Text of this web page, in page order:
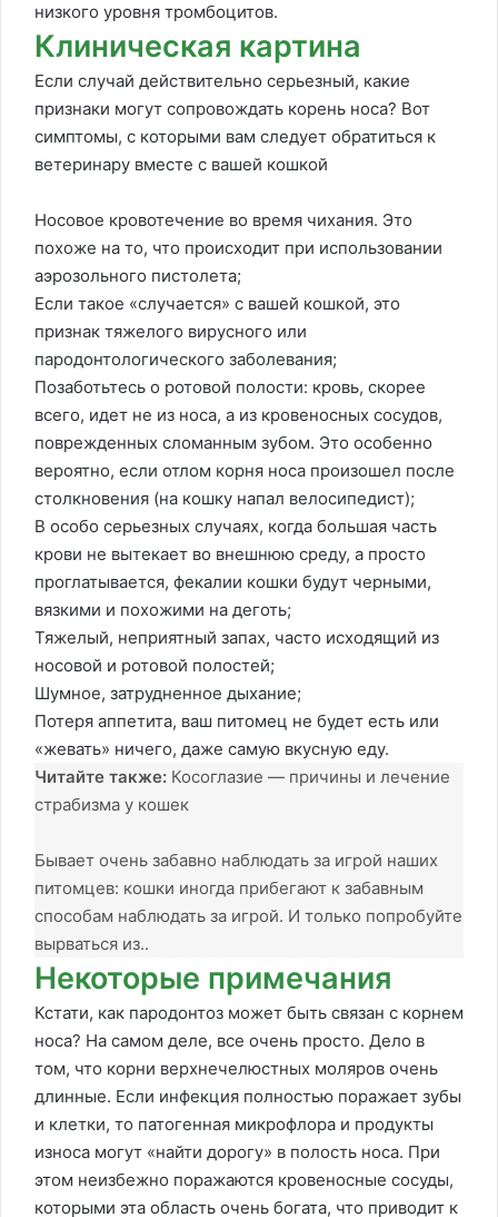
низкого уровня тромбоцитов.
Клиническая картина
Если случай действительно серьезный, какие
признаки могут сопровождать корень носа? Вот
симптомы, с которыми вам следует обратиться к
ветеринару вместе с вашей кошкой
Носовое кровотечение во время чихания. Это
похоже на то, что происходит при использовании
аэрозольного пистолета;
Если такое «случается» с вашей кошкой, это
признак тяжелого вирусного или
пародонтологического заболевания;
Позаботьтесь о ротовой полости: кровь, скорее
всего, идет не из носа, а из кровеносных сосудов,
поврежденных сломанным зубом. Это особенно
вероятно, если отлом корня носа произошел после
столкновения (на кошку напал велосипедист);
В особо серьезных случаях, когда большая часть
крови не вытекает во внешнюю среду, а просто
проглатывается, фекалии кошки будут черными,
вязкими и похожими на деготь;
Тяжелый, неприятный запах, часто исходящий из
носовой и ротовой полостей;
Шумное, затрудненное дыхание;
Потеря аппетита, ваш питомец не будет есть или
«жевать» ничего, даже самую вкусную еду.
Читайте также: Косоглазие — причины и лечение
страбизма у кошек
Бывает очень забавно наблюдать за игрой наших
питомцев: кошки иногда прибегают к забавным
способам наблюдать за игрой. И только попробуйте
вырваться из..
Некоторые примечания
Кстати, как пародонтоз может быть связан с корнем
носа? На самом деле, все очень просто. Дело в
том, что корни верхнечелюстных моляров очень
длинные. Если инфекция полностью поражает зубы
и клетки, то патогенная микрофлора и продукты
износа могут «найти дорогу» в полость носа. При
этом неизбежно поражаются кровеносные сосуды,
которыми эта область очень богата, что приводит к